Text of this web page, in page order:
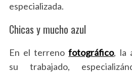
especializada.
Chicas y mucho azul
En el terrenofotográfico, la
su trabajado,